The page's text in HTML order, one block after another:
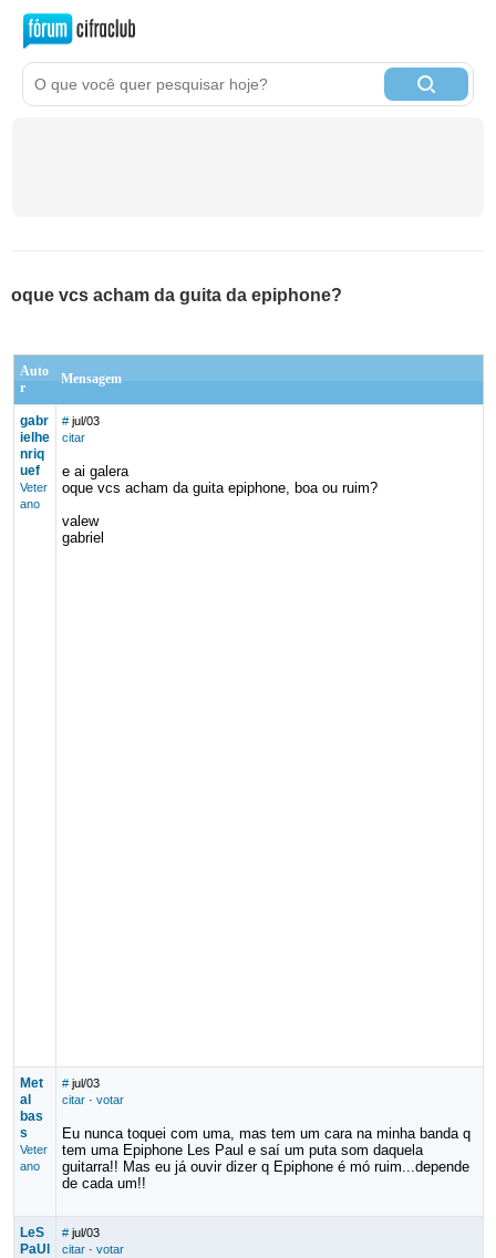
oque vcs acham da guita da epiphone?
Auto
r
Mensagem
gabr
ielhe
nriq
uef
Veter
ano
# jul/03
citar
e ai galera
oque vcs acham da guita epiphone, boa ou ruim?
valew
gabriel
Met
al
bas
s
Veter
ano
# jul/03
citar· votar
Eu nunca toquei com uma, mas tem um cara na minha banda q
tem uma Epiphone Les Paul e saí um puta som daquela
guitarra!! Mas eu já ouvir dizer q Epiphone é mó ruim...depende
de cada um!!
LeS
PaUl
# jul/03
citar· votar